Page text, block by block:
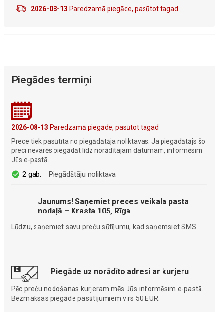
2026-08-13 Paredzamā piegāde, pasūtot tagad
Piegādes termiņi
2026-08-13 Paredzamā piegāde, pasūtot tagad
Prece tiek pasūtīta no piegādātāja noliktavas. Ja piegādātājs šo
preci nevarēs piegādāt līdz norādītajam datumam, informēsim
Jūs e-pastā..
2 gab. Piegādātāju noliktava
Jaunums! Saņemiet preces veikala pasta
nodaļā – Krasta 105, Rīga
Lūdzu, saņemiet savu preču sūtījumu, kad saņemsiet SMS.
Piegāde uz norādīto adresi ar kurjeru
Pēc preču nodošanas kurjeram mēs Jūs informēsim e-pastā.
Bezmaksas piegāde pasūtījumiem virs 50 EUR.